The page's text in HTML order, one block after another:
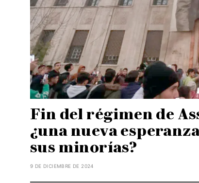
Fin del régimen de
¿una nueva
sus minorías?
9 DE DICIEMBRE DE 2024